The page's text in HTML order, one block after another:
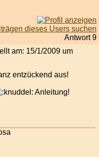
Antwort 9
am: 15/1/2009 um
entzückend aus!
Anleitung!